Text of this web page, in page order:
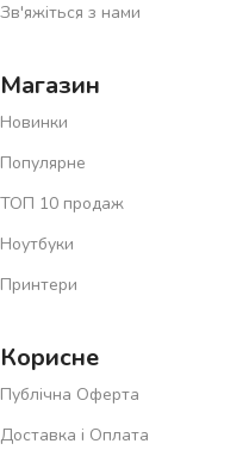
Зв'яжіться з нами
Магазин
Новинки
Популярне
ТОП 10 продаж
Ноутбуки
Принтери
Корисне
Публічна Оферта
Доставка і Оплата